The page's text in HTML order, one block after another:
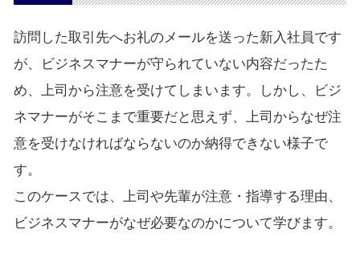
訪問した取引先へお礼のメールを送った新入社員です
が、ビジネスマナーが守られていない内容だったた
め、上司から注意を受けてしまいます。しかし、ビジ
ネマナーがそこまで重要だと思えず、上司からなぜ注
意を受けなければならないのか納得できない様子で
す。
このケースでは、上司や先輩が注意・指導する理由、
ビジネスマナーがなぜ必要なのかについて学びます。